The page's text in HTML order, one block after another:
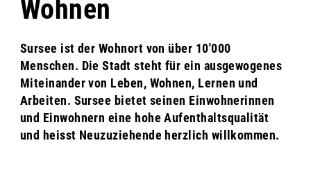
Wohnen
Sursee ist der Wohnort von über 10'000
Menschen. Die Stadt steht für ein ausgewogenes
Miteinander von Leben, Wohnen, Lernen und
Arbeiten. Sursee bietet seinen Einwohnerinnen
und Einwohnern eine hohe Aufenthaltsqualität
und heisst Neuzuziehende herzlich willkommen.